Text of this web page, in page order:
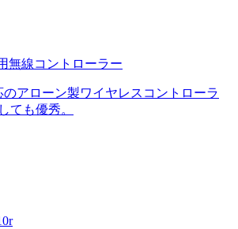
無線コントローラー
のアローン製ワイヤレスコントローラ
ても優秀。